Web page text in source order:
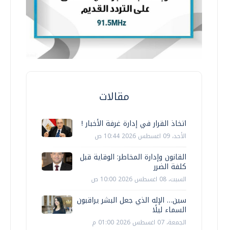
مقالات
اتخاذ القرار في إدارة غرفة الأخبار !
الأحد، 09 اغسطس 2026 10:44 ص
القانون وإدارة المخاطر: الوقاية قبل
كلفة الضرر
السبت، 08 اغسطس 2026 10:00 ص
سين… الإله الذي جعل البشر يراقبون
السماء ليلًا
الجمعة، 07 اغسطس 2026 01:00 م